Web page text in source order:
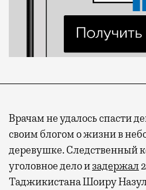
Врачам не удалось спасти
своим блогом о жизни в
деревушке. Следственный
уголовное дело изадержал
Таджикистана Шоиру